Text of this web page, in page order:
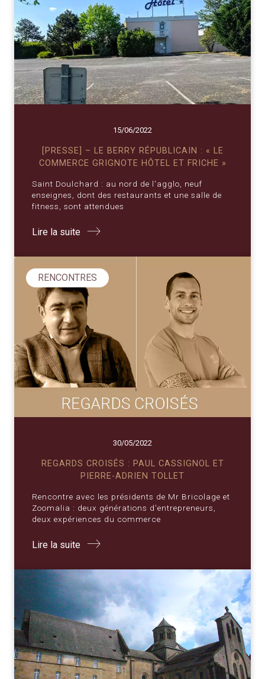
15/06/2022
[PRESSE] – LE BERRY RÉPUBLICAIN : « LE
COMMERCE GRIGNOTE HÔTEL ET FRICHE »
Saint Doulchard : au nord de l'agglo, neuf
enseignes, dont des restaurants et une salle de
fitness, sont attendues
Lire la suite
RENCONTRES
30/05/2022
REGARDS CROISÉS : PAUL CASSIGNOL ET
PIERRE-ADRIEN TOLLET
Rencontre avec les présidents de Mr Bricolage et
Zoomalia : deux générations d'entrepreneurs,
deux expériences du commerce
Lire la suite